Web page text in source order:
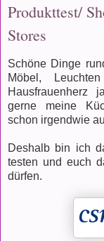
Produkttest/
Stores
Schöne Dinge
Möbel,
Hausfrauenherz
gerne meine
schon irgendwie
Deshalb bin ich
testen und euch
dürfen.